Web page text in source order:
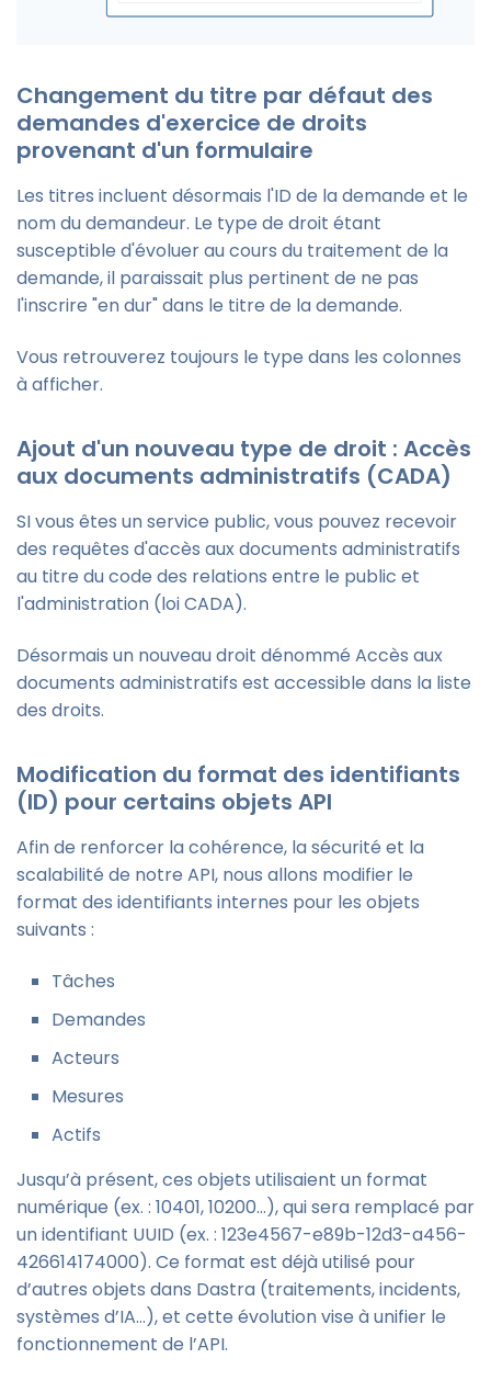
Changement du titre par défaut des
demandes d'exercice de droits
provenant d'un formulaire
Les titres incluent désormais l'ID de la demande et le
nom du demandeur. Le type de droit étant
susceptible d'évoluer au cours du traitement de la
demande, il paraissait plus pertinent de ne pas
l'inscrire "en dur" dans le titre de la demande.
Vous retrouverez toujours le type dans les colonnes
à afficher.
Ajout d'un nouveau type de droit : Accès
aux documents administratifs (CADA)
SI vous êtes un service public, vous pouvez recevoir
des requêtes d'accès aux documents administratifs
au titre du code des relations entre le public et
l'administration (loi CADA).
Désormais un nouveau droit dénommé Accès aux
documents administratifs est accessible dans la liste
des droits.
Modification du format des identifiants
(ID) pour certains objets API
Afin de renforcer la cohérence, la sécurité et la
scalabilité de notre API, nous allons modifier le
format des identifiants internes pour les objets
suivants :
Tâches
Demandes
Acteurs
Mesures
Actifs
Jusqu’à présent, ces objets utilisaient un format
numérique (ex. : 10401, 10200…), qui sera remplacé par
un identifiant UUID (ex. : 123e4567-e89b-12d3-a456-
426614174000). Ce format est déjà utilisé pour
d’autres objets dans Dastra (traitements, incidents,
systèmes d’IA…), et cette évolution vise à unifier le
fonctionnement de l’API.